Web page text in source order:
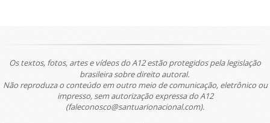
Os textos, fotos, artes e vídeos do A12 estão protegidos pela legislação
brasileira sobre direito autoral.
Não reproduza o conteúdo em outro meio de comunicação, eletrônico ou
impresso, sem autorização expressa do A12
(faleconosco@santuarionacional.com).